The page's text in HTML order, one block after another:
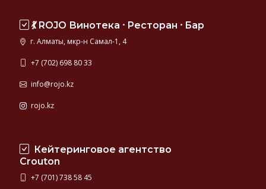
💃 ROJO Винотека ⸱ Ресторан ⸱ Бар
г. Алматы, мкр-н Самал-1, 4
+7 (702) 698 80 33
info@rojo.kz
rojo.kz
Кейтеринговое агентство
Crouton
+7 (701) 738 58 45